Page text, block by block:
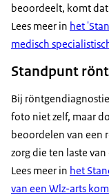
beoordeelt, komt dat
Lees meer in het
medisch
Standpunt
Bij
foto niet zelf, maar
beoordelen van een
zorg die ten laste
Lees meer in het
van een Wlz-arts